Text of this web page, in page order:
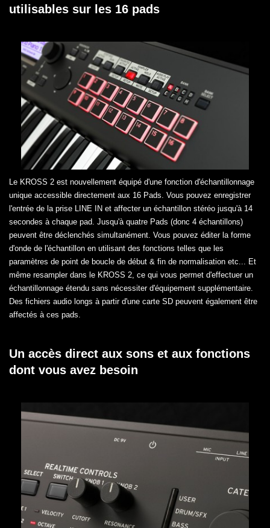
utilisables sur les 16 pads
Le KROSS 2 est nouvellement équipé d'une fonction d'échantillonnage
unique accessible directement aux 16 Pads. Vous pouvez enregistrer
l'entrée de la prise LINE IN et affecter un échantillon stéréo jusqu'à 14
secondes à chaque pad. Jusqu'à quatre Pads (donc 4 échantillons)
peuvent être déclenchés simultanément. Vous pouvez éditer la forme
d'onde de l'échantillon en utilisant des fonctions telles que les
paramètres de point de boucle de début & fin de normalisation etc... Et
même resampler dans le KROSS 2, ce qui vous permet d'effectuer un
échantillonnage étendu sans nécessiter d'équipement supplémentaire.
Des fichiers audio longs à partir d'une carte SD peuvent également être
affectés à ces pads.
Un accès direct aux sons et aux fonctions
dont vous avez besoin